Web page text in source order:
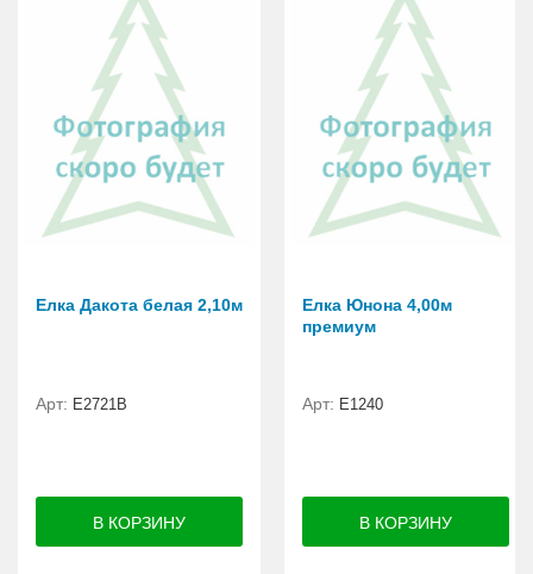
Елка Дакота белая 2,10м
Арт: Е2721B
Елка Юнона 4,00м
премиум
Арт: E1240